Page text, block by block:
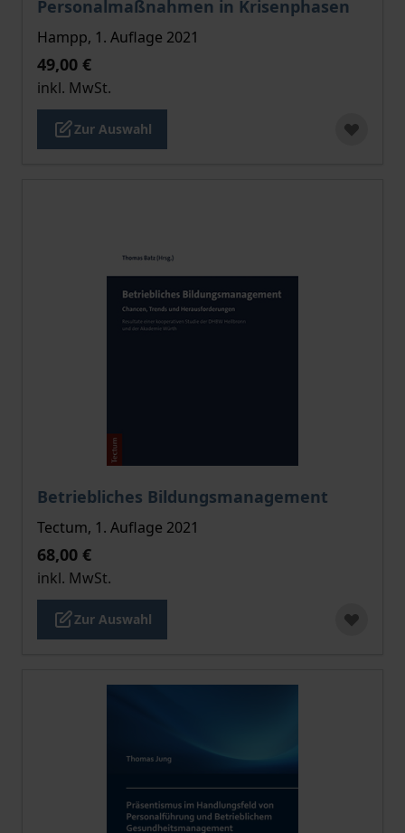
Personalmaßnahmen in Krisenphasen
Hampp, 1. Auflage 2021
49,00 €
inkl. MwSt.
Zur Auswahl
Betriebliches Bildungsmanagement
Der Preis dieses Titels richtet sich nach der
Tectum, 1. Auflage 2021
68,00 €
inkl. MwSt.
Zur Auswahl